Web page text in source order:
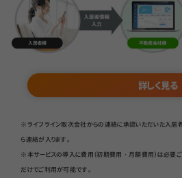
詳しく見る
※ライフライン取次会社からの連絡に承認いただいた入居
ら連絡が入ります。
※本サービスの導入に費用（初期費用・月額費用）は必要ご
だけでご利用が可能です。